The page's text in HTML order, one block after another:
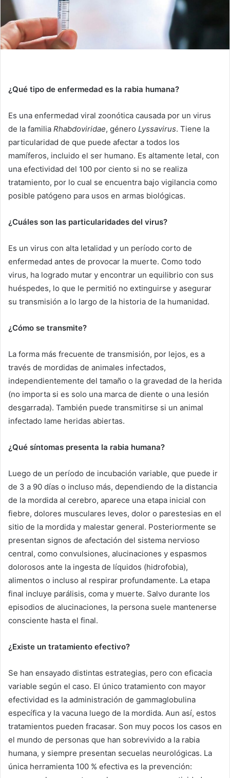
¿Qué tipo de enfermedad es la rabia humana?
Es una enfermedad viral zoonótica causada por un virus
de la familia Rhabdoviridae, género Lyssavirus. Tiene la
particularidad de que puede afectar a todos los
mamíferos, incluido el ser humano. Es altamente letal, con
una efectividad del 100 por ciento si no se realiza
tratamiento, por lo cual se encuentra bajo vigilancia como
posible patógeno para usos en armas biológicas.
¿Cuáles son las particularidades del virus?
Es un virus con alta letalidad y un período corto de
enfermedad antes de provocar la muerte. Como todo
virus, ha logrado mutar y encontrar un equilibrio con sus
huéspedes, lo que le permitió no extinguirse y asegurar
su transmisión a lo largo de la historia de la humanidad.
¿Cómo se transmite?
La forma más frecuente de transmisión, por lejos, es a
través de mordidas de animales infectados,
independientemente del tamaño o la gravedad de la herida
(no importa si es solo una marca de diente o una lesión
desgarrada). También puede transmitirse si un animal
infectado lame heridas abiertas.
¿Qué síntomas presenta la rabia humana?
Luego de un período de incubación variable, que puede ir
de 3 a 90 días o incluso más, dependiendo de la distancia
de la mordida al cerebro, aparece una etapa inicial con
fiebre, dolores musculares leves, dolor o parestesias en el
sitio de la mordida y malestar general. Posteriormente se
presentan signos de afectación del sistema nervioso
central, como convulsiones, alucinaciones y espasmos
dolorosos ante la ingesta de líquidos (hidrofobia),
alimentos o incluso al respirar profundamente. La etapa
final incluye parálisis, coma y muerte. Salvo durante los
episodios de alucinaciones, la persona suele mantenerse
consciente hasta el final.
¿Existe un tratamiento efectivo?
Se han ensayado distintas estrategias, pero con eficacia
variable según el caso. El único tratamiento con mayor
efectividad es la administración de gammaglobulina
específica y la vacuna luego de la mordida. Aun así, estos
tratamientos pueden fracasar. Son muy pocos los casos en
el mundo de personas que han sobrevivido a la rabia
humana, y siempre presentan secuelas neurológicas. La
única herramienta 100 % efectiva es la prevención: